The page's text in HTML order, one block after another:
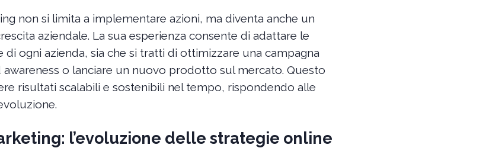
non si limita a implementare azioni, ma diventa anche un
aziendale. La sua esperienza consente di adattare le
di ogni azienda, sia che si tratti di ottimizzare una campagna
o lanciare un nuovo prodotto sul mercato. Questo
risultati scalabili e sostenibili nel tempo, rispondendo alle
l’evoluzione delle strategie online